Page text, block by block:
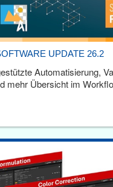
UPDATE 26.2
Automatisierung,
mehr Übersicht im